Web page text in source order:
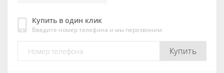
Купить в один клик
Введите номер телефона и мы перезвоним
Купить